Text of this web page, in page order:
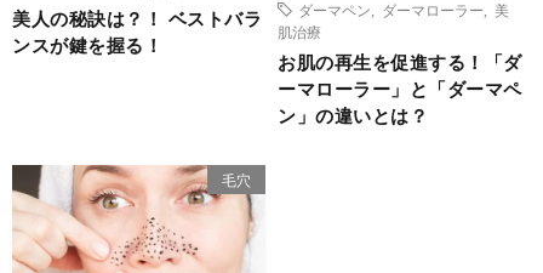
美人の秘訣は？！ ベストバラ
ンスが鍵を握る！
ダーマペン
ダーマローラー
美
肌治療
お肌の再生を促進する！「ダ
ーマローラー」と「ダーマペ
ン」の違いとは？
毛穴